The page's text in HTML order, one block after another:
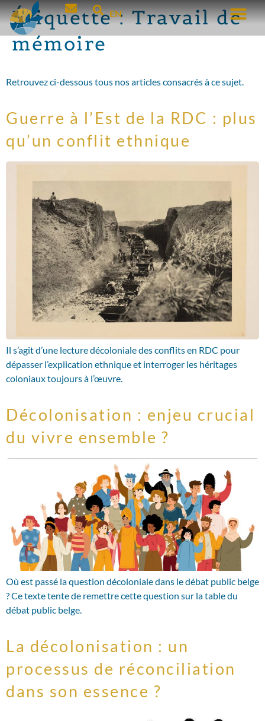
EN
Étiquette :Travail de
mémoire
Retrouvez ci-dessous tous nos articles consacrés à ce sujet.
Guerre à l’Est de la RDC : plus
qu’un conflit ethnique
Il s’agit d’une lecture décoloniale des conflits en RDC pour
dépasser l’explication ethnique et interroger les héritages
coloniaux toujours à l’œuvre.
Décolonisation : enjeu crucial
du vivre ensemble ?
Où est passé la question décoloniale dans le débat public belge
? Ce texte tente de remettre cette question sur la table du
débat public belge.
La décolonisation : un
processus de réconciliation
dans son essence ?